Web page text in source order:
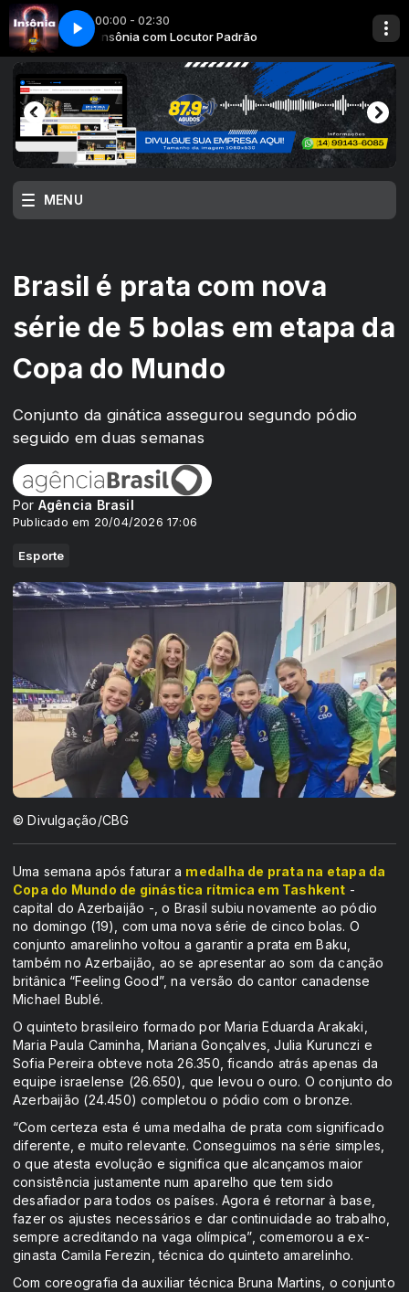
00:00 - 02:30
Insônia com Locutor Padrão
MENU
Brasil é prata com nova
série de 5 bolas em etapa da
Copa do Mundo
Conjunto da ginática assegurou segundo pódio
seguido em duas semanas
Por Agência Brasil
Publicado em 20/04/2026 17:06
Esporte
© Divulgação/CBG
Uma semana após faturar a medalha de prata na etapa da
Copa do Mundo de ginástica rítmica em Tashkent -
capital do Azerbaijão -, o Brasil subiu novamente ao pódio
no domingo (19), com uma nova série de cinco bolas. O
conjunto amarelinho voltou a garantir a prata em Baku,
também no Azerbaijão, ao se apresentar ao som da canção
britânica “Feeling Good”, na versão do cantor canadense
Michael Bublé.
O quinteto brasileiro formado por Maria Eduarda Arakaki,
Maria Paula Caminha, Mariana Gonçalves, Julia Kurunczi e
Sofia Pereira obteve nota 26.350, ficando atrás apenas da
equipe israelense (26.650), que levou o ouro. O conjunto do
Azerbaijão (24.450) completou o pódio com o bronze.
“Com certeza esta é uma medalha de prata com significado
diferente, e muito relevante. Conseguimos na série simples,
o que atesta evolução e significa que alcançamos maior
consistência justamente num aparelho que tem sido
desafiador para todos os países. Agora é retornar à base,
fazer os ajustes necessários e dar continuidade ao trabalho,
sempre acreditando na vaga olímpica”, comemorou a ex-
ginasta Camila Ferezin, técnica do quinteto amarelinho.
Com coreografia da auxiliar técnica Bruna Martins, o conjunto